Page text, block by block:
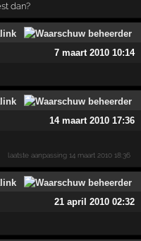
dan?
7 maart 2010 10:14
14 maart 2010 17:36
laatste aanpassing14 maart 2010 18:36
21 april 2010 02:32